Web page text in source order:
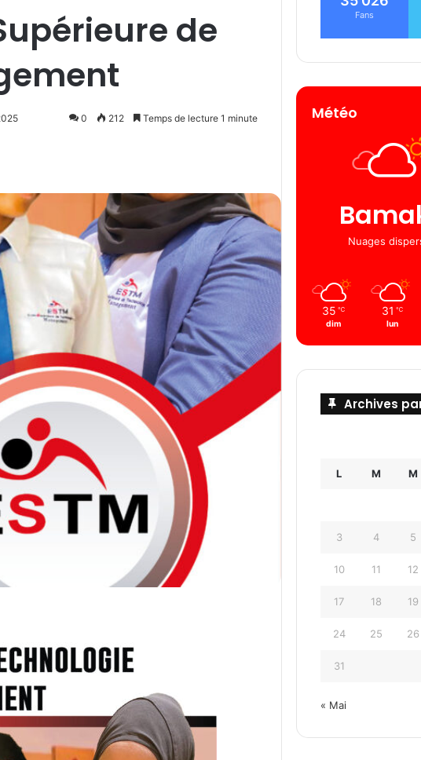
de
0 212 Temps de lecture 1 minute
Fans
Météo
Nuages
35 ℃
dim
31 ℃
lun
Archives
L M M
3 4 5
10 11 12
17 18 19
24 25 26
31
« Mai